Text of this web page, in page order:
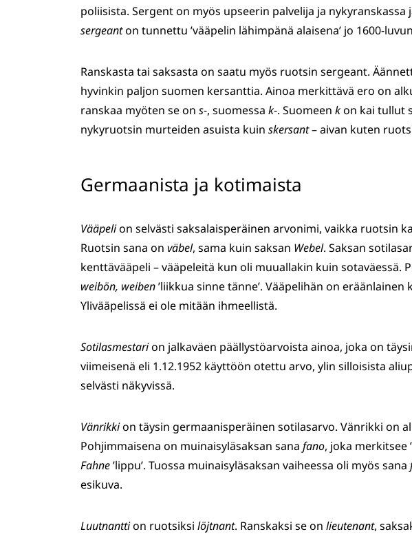
poliisista. Sergent on myös upseerin palvelija ja nykyranskassa
sergeanton tunnettu ’vääpelin lähimpänä alaisena’ jo 1600-
Ranskasta tai saksasta on saatu myös ruotsin sergeant.
hyvinkin paljon suomen kersanttia. Ainoa merkittävä ero on
ranskaa myöten se on s-, suomessa k-. Suomeen kon kai tullut
nykyruotsin murteiden asuista kuin skersant– aivan kuten
Germaanista ja kotimaista
Vääpelion selvästi saksalaisperäinen arvonimi, vaikka ruotsin
Ruotsin sana on väbel, sama kuin saksan Webel. Saksan
kenttävääpeli – vääpeleitä kun oli muuallakin kuin sotaväessä.
weibön, weiben’liikkua sinne tänne’. Vääpelihän on
Ylivääpelissä ei ole mitään ihmeellistä.
Sotilasmestarion jalkaväen päällystöarvoista ainoa, joka on
viimeisenä eli 1.12.1952 käyttöön otettu arvo, ylin silloisista
selvästi näkyvissä.
Vänrikkion täysin germaanisperäinen sotilasarvo. Vänrikki on
Pohjimmaisena on muinaisyläsaksan sana fano, joka merkitsee
Fahne’lippu’. Tuossa muinaisyläsaksan vaiheessa oli myös sana
esikuva.
Luutnanttion ruotsiksi löjtnant. Ranskaksi se on lieutenant,